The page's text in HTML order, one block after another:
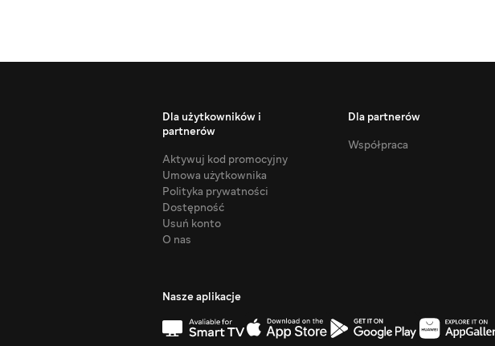
Dla użytkowników i
partnerów
Aktywuj kod promocyjny
Umowa użytkownika
Polityka prywatności
Dostępność
Usuń konto
O nas
Dla partnerów
Współpraca
Nasze aplikacje